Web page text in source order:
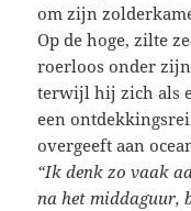
om zijn
Op de hoge, zilte
roerloos onder
terwijl hij zich als
een
overgeeft aan
“Ik denk zo vaak
na het middaguur,